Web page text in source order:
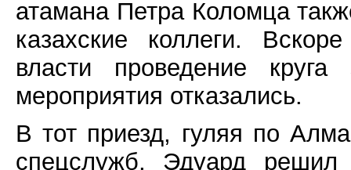
атамана Петра Коломца
казахские коллеги.
власти проведение
мероприятия отказались.
В тот приезд, гуляя по
спецслужб, Эдуард